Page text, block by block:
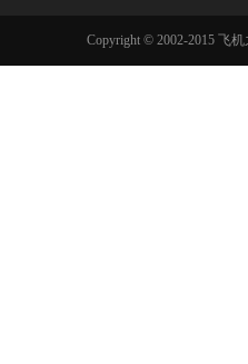
Copyright © 2002-2015 飞